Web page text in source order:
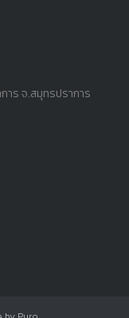
าร จ.สมุทรปราการ